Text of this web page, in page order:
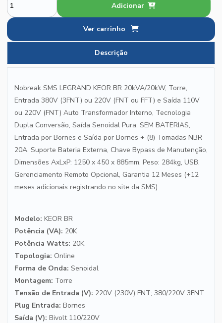
Adicionar
Ver carrinho
Descrição
Nobreak SMS LEGRAND KEOR BR 20kVA/20kW, Torre,
Entrada 380V (3FNT) ou 220V (FNT ou FFT) e Saída 110V
ou 220V (FNT) Auto Transformador Interno, Tecnologia
Dupla Conversão, Saída Senoidal Pura, SEM BATERIAS,
Entrada por Bornes e Saída por Bornes + (8) Tomadas NBR
20A, Suporte Bateria Externa, Chave Bypass de Manutenção,
Dimensões AxLxP: 1250 x 450 x 885mm, Peso: 284kg, USB,
Gerenciamento Remoto Opcional, Garantia 12 Meses (+12
meses adicionais registrando no site da SMS)
Modelo: KEOR BR
Potência (VA): 20K
Potência Watts: 20K
Topologia: Online
Forma de Onda: Senoidal
Montagem: Torre
Tensão de Entrada (V): 220V (230V) FNT; 380/220V 3FNT
Plug Entrada: Bornes
Saída (V): Bivolt 110/220V